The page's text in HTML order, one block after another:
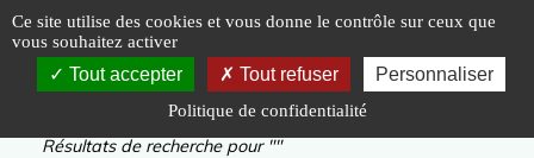
Accueil |
Résultats de recherche pour ""
Panneau de gestion des cookies
Ce site utilise des cookies et vous donne le contrôle sur ceux que
vous souhaitez activer
Tout accepter Tout refuser Personnaliser
Politique de confidentialité